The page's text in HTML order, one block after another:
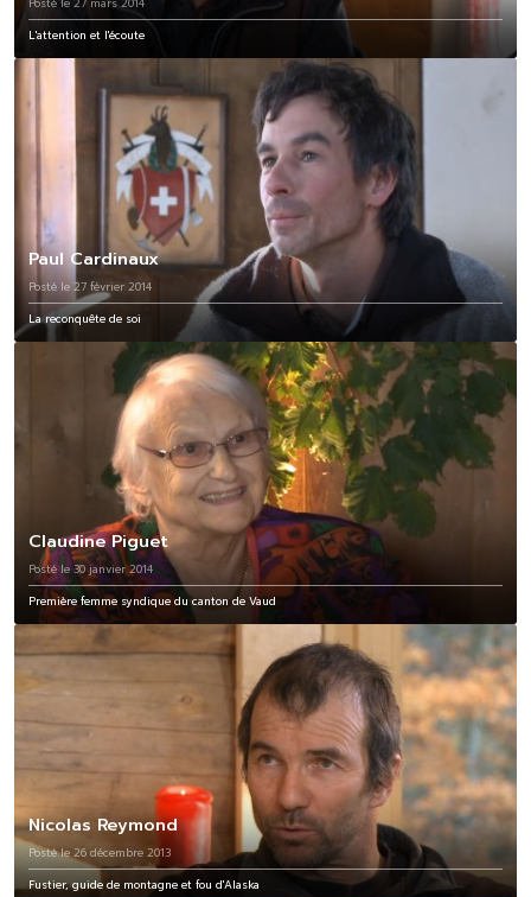
Posté le 27 mars 2014
L'attention et l'écoute
Paul Cardinaux
Posté le 27 février 2014
La reconquête de soi
Claudine Piguet
Posté le 30 janvier 2014
Première femme syndique du canton de Vaud
Nicolas Reymond
Posté le 26 décembre 2013
Fustier, guide de montagne et fou d'Alaska